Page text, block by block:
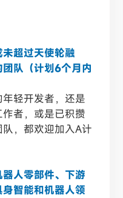
超过天使轮融
队（计划6个月内
轻开发者，还是
者，或是已积攒
，都欢迎加入A计
人零部件、下游
智能和机器人领